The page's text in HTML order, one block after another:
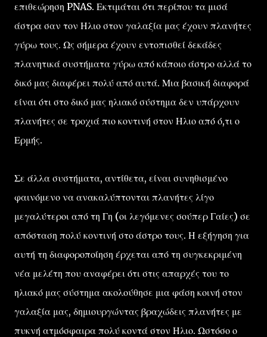
επιθεώρηση PNAS. Εκτιμάται ότι περίπου τα μισά
άστρα σαν τον Ηλιο στον γαλαξία μας έχουν πλανήτες
γύρω τους. Ως σήμερα έχουν εντοπισθεί δεκάδες
πλανητικά συστήματα γύρω από κάποιο άστρο αλλά το
δικό μας διαφέρει πολύ από αυτά. Μια βασική διαφορά
είναι ότι στο δικό μας ηλιακό σύστημα δεν υπάρχουν
πλανήτες σε τροχιά πιο κοντινή στον Ηλιο από ό,τι ο
Ερμής.
Σε άλλα συστήματα, αντίθετα, είναι συνηθισμένο
φαινόμενο να ανακαλύπτονται πλανήτες λίγο
μεγαλύτεροι από τη Γη (οι λεγόμενες σούπερ Γαίες) σε
απόσταση πολύ κοντινή στο άστρο τους. Η εξήγηση για
αυτή τη διαφοροποίηση έρχεται από τη συγκεκριμένη
νέα μελέτη που αναφέρει ότι στις απαρχές του το
ηλιακό μας σύστημα ακολούθησε μια φάση κοινή στον
γαλαξία μας, δημιουργώντας βραχώδεις πλανήτες με
πυκνή ατμόσφαιρα πολύ κοντά στον Ηλιο. Ωστόσο ο